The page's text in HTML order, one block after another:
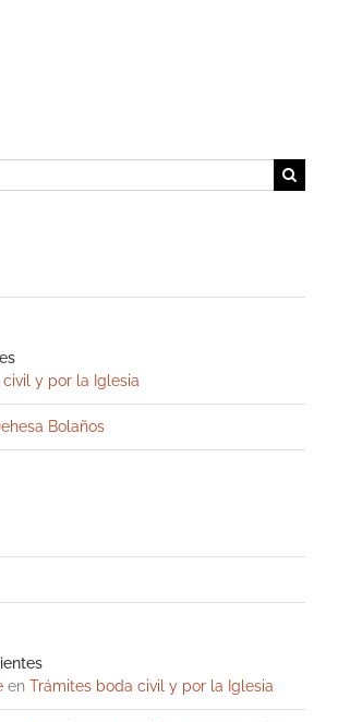
y por la Iglesia
Bolaños
en Trámites boda civil y por la Iglesia